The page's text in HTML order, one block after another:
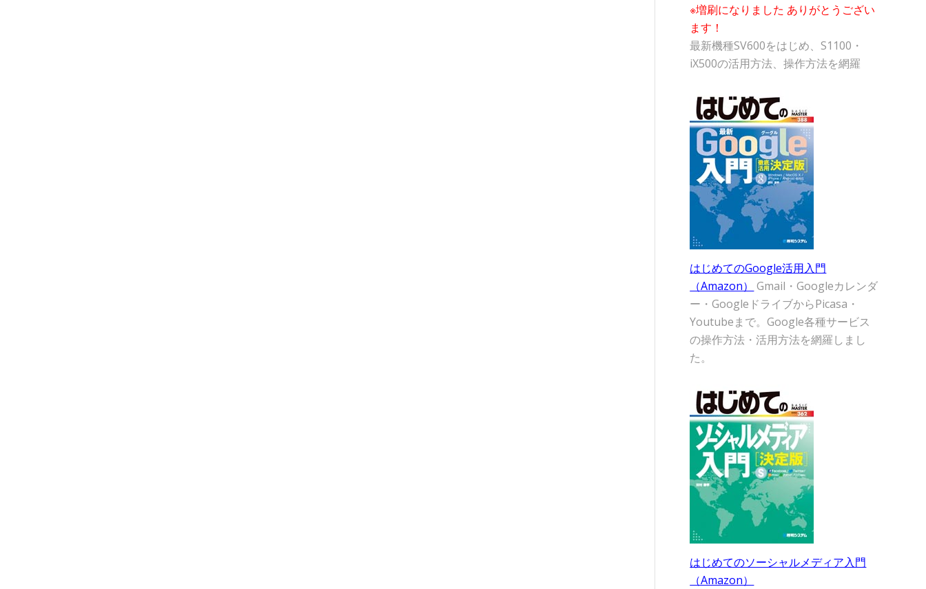
※増刷になりました ありがとうござい
ます！
最新機種SV600をはじめ、S1100・
iX500の活用方法、操作方法を網羅
はじめてのGoogle活用入門
（Amazon）
Gmail・Googleカレンダ
ー・GoogleドライブからPicasa・
Youtubeまで。Google各種サービス
の操作方法・活用方法を網羅しまし
た。
はじめてのソーシャルメディア入門
（Amazon）